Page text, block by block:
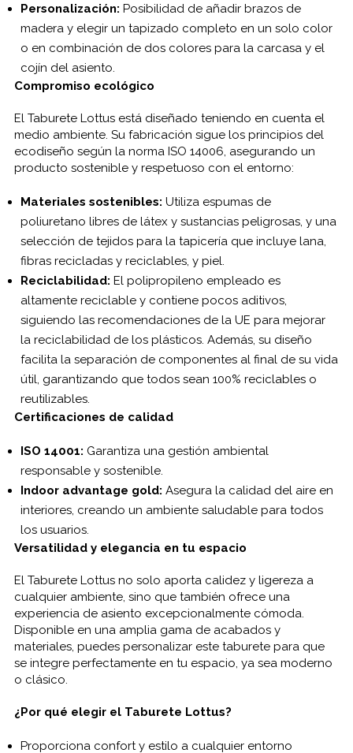
Personalización: Posibilidad de añadir brazos de
madera y elegir un tapizado completo en un solo color
o en combinación de dos colores para la carcasa y el
cojín del asiento.
Compromiso ecológico
El Taburete Lottus está diseñado teniendo en cuenta el
medio ambiente. Su fabricación sigue los principios del
ecodiseño según la norma ISO 14006, asegurando un
producto sostenible y respetuoso con el entorno:
Materiales sostenibles: Utiliza espumas de
poliuretano libres de látex y sustancias peligrosas, y una
selección de tejidos para la tapicería que incluye lana,
fibras recicladas y reciclables, y piel.
Reciclabilidad: El polipropileno empleado es
altamente reciclable y contiene pocos aditivos,
siguiendo las recomendaciones de la UE para mejorar
la reciclabilidad de los plásticos. Además, su diseño
facilita la separación de componentes al final de su vida
útil, garantizando que todos sean 100% reciclables o
reutilizables.
Certificaciones de calidad
ISO 14001: Garantiza una gestión ambiental
responsable y sostenible.
Indoor advantage gold: Asegura la calidad del aire en
interiores, creando un ambiente saludable para todos
los usuarios.
Versatilidad y elegancia en tu espacio
El Taburete Lottus no solo aporta calidez y ligereza a
cualquier ambiente, sino que también ofrece una
experiencia de asiento excepcionalmente cómoda.
Disponible en una amplia gama de acabados y
materiales, puedes personalizar este taburete para que
se integre perfectamente en tu espacio, ya sea moderno
o clásico.
¿Por qué elegir el Taburete Lottus?
Proporciona confort y estilo a cualquier entorno